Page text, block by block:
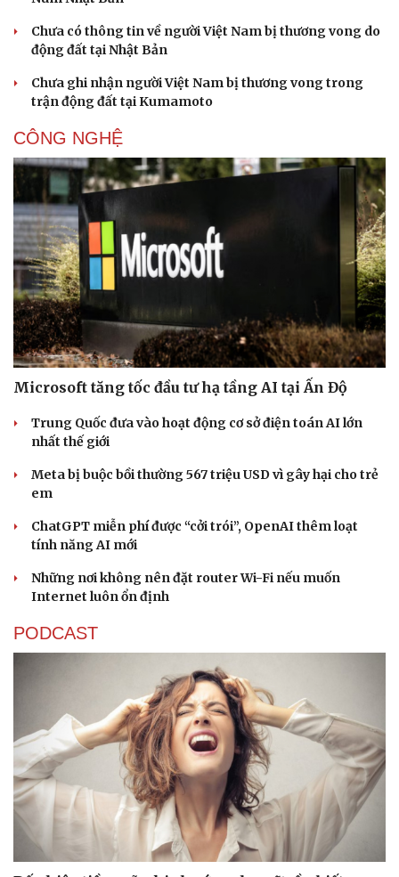
Thông tin doanh nghiệp
Doanh nghiệp 24h
Doanh nhân
Vì cộng đồng
Tin Công nghệ
Trải nghiệm
Chưa có thông tin về người Việt Nam bị thương vong do
động đất tại Nhật Bản
Chưa ghi nhận người Việt Nam bị thương vong trong
trận động đất tại Kumamoto
CÔNG NGHỆ
Microsoft tăng tốc đầu tư hạ tầng AI tại Ấn Độ
Trung Quốc đưa vào hoạt động cơ sở điện toán AI lớn
nhất thế giới
Meta bị buộc bồi thường 567 triệu USD vì gây hại cho trẻ
em
ChatGPT miễn phí được “cởi trói”, OpenAI thêm loạt
tính năng AI mới
Những nơi không nên đặt router Wi-Fi nếu muốn
Internet luôn ổn định
PODCAST